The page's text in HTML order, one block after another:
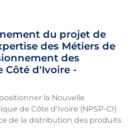
du projet de
des Métiers de
des
Côté d'Ivoire -
la Nouvelle
de Côte d'Ivoire (NPSP-CI)
de la distribution des produits